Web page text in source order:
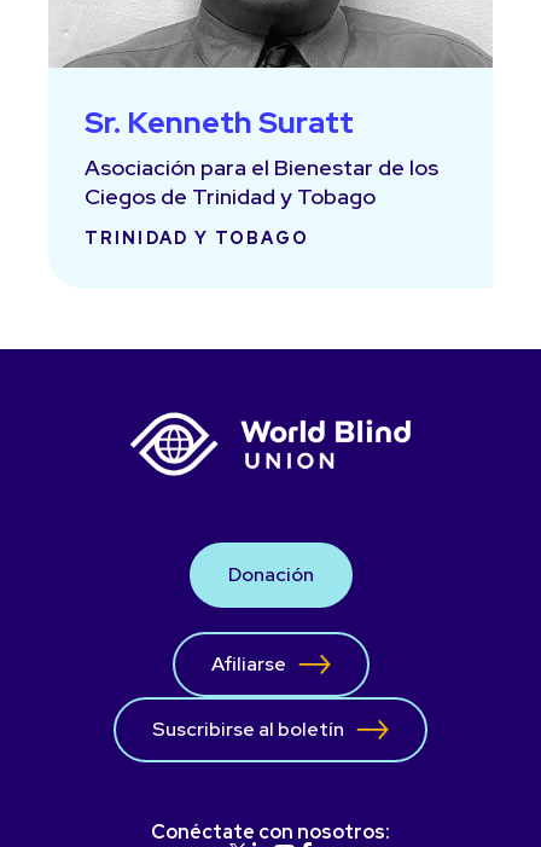
Sr. Kenneth Suratt
Asociación para el Bienestar de los
Ciegos de Trinidad y Tobago
TRINIDAD Y TOBAGO
Donación
Afiliarse
Suscribirse al boletín
Conéctate con nosotros: